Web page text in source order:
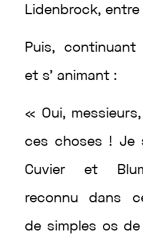
Lidenbrock, entre
Puis, continuant
et s’ animant :
« Oui, messieurs,
ces choses ! Je
Cuvier et
reconnu dans
de simples os de